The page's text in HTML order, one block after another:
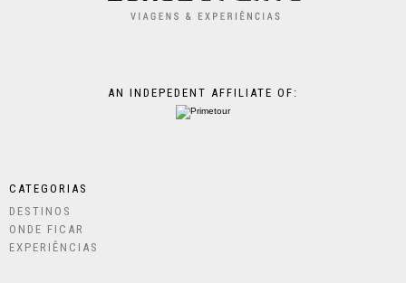
AN INDEPEDENT AFFILIATE OF:
CATEGORIAS
DESTINOS
ONDE FICAR
EXPERIÊNCIAS